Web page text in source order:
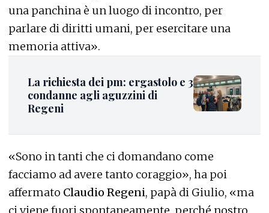
una panchina è un luogo di incontro, per
parlare di diritti umani, per esercitare una
memoria attiva».
La richiesta dei pm: ergastolo e 3
condanne agli aguzzini di
Regeni
«Sono in tanti che ci domandano come
facciamo ad avere tanto coraggio», ha poi
affermato Claudio Regeni, papà di Giulio, «ma